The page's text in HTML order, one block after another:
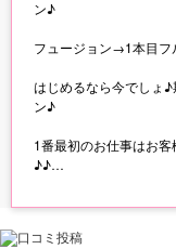
ン♪
フュージョン→1本目フ
はじめるなら今でしょ
ン♪
1番最初のお仕事はお
♪♪
◎ご応募の際に必ず「